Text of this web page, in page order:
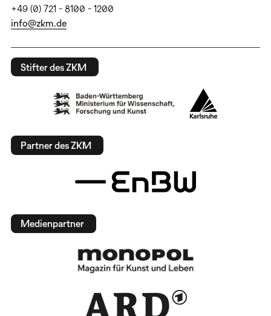
+49 (0) 721 - 8100 - 1200
info@zkm.de
Stifter des ZKM
Partner des ZKM
Medienpartner